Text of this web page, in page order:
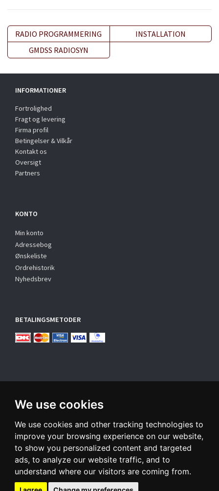
We use cookies
We use cookies and other tracking technologies to
improve your browsing experience on our website,
to show you personalized content and targeted
ads, to analyze our website traffic, and to
understand where our visitors are coming from.
RADIO PROGRAMMERING
INSTALLATION
GMDSS RADIOSYN
INFORMATIONER
Fortrolighed
Fragt og levering
Firma profil
Betingelser & Vilkår
Kontakt os
Oversigt
Partners
KONTO
Min konto
Adressebog
Ønskeliste
Ordrehistorik
Nyhedsbrev
BETALINGSMETODER
TILMELD NYHEDSBREV
Email-
adresse
Tilmeld dig vores nyhedsbrev og modtag gode tilbud samt
andre spændende nyheder direkte i din indbakke.
Tilmeld Afmeld